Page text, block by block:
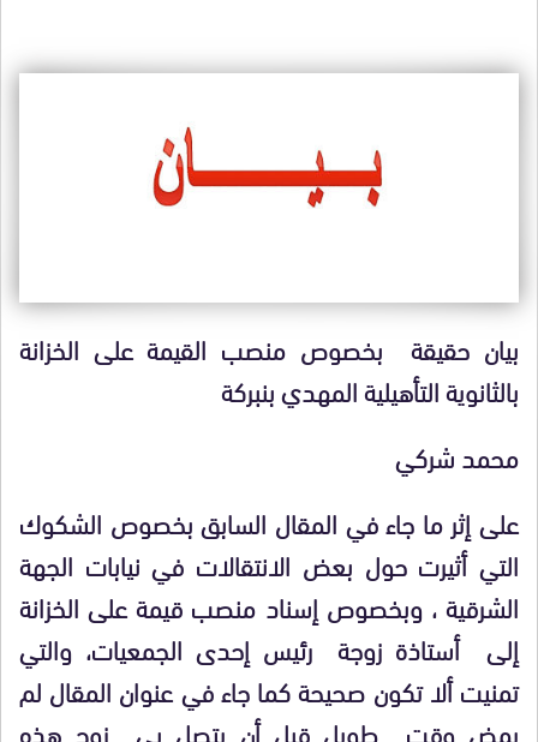
بيان حقيقة بخصوص منصب القيمة على الخزانة
بالثانوية التأهيلية المهدي بنبركة
محمد شركي
على إثر ما جاء في المقال السابق بخصوص الشكوك
التي أثيرت حول بعض الانتقالات في نيابات الجهة
الشرقية ، وبخصوص إسناد منصب قيمة على الخزانة
إلى أستاذة زوجة رئيس إحدى الجمعيات، والتي
تمنيت ألا تكون صحيحة كما جاء في عنوان المقال لم